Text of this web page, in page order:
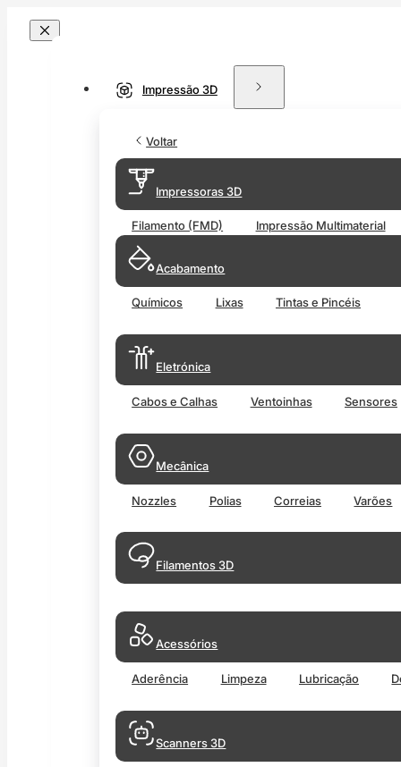
Impressão 3D
Voltar
Impressoras 3D
Filamento (FMD) Impressão Multimaterial
Acabamento
Químicos Lixas Tintas e Pincéis
Eletrónica
Cabos e Calhas Ventoinhas Sensores
Mecânica
Nozzles Polias Correias Varões
Filamentos 3D
Acessórios
Aderência Limpeza Lubricação
Scanners 3D